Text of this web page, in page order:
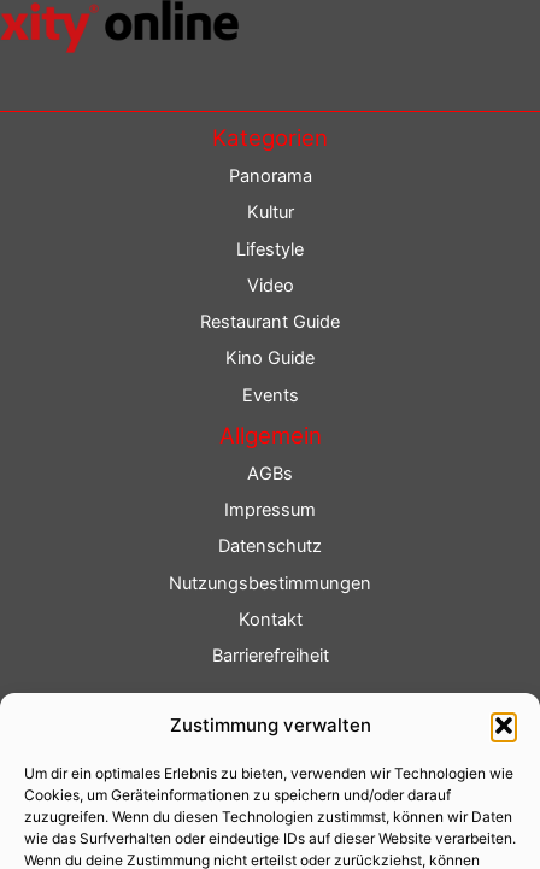
Zustimmung verwalten
Um dir ein optimales Erlebnis zu bieten, verwenden wir Technologien wie
Cookies, um Geräteinformationen zu speichern und/oder darauf
zuzugreifen. Wenn du diesen Technologien zustimmst, können wir Daten
wie das Surfverhalten oder eindeutige IDs auf dieser Website verarbeiten.
Wenn du deine Zustimmung nicht erteilst oder zurückziehst, können
Kategorien
Panorama
Kultur
Lifestyle
Video
Restaurant Guide
Kino Guide
Events
Allgemein
AGBs
Impressum
Datenschutz
Nutzungsbestimmungen
Kontakt
Barrierefreiheit
Fotoservice
Videoservice
Werbung
Contenterstellung